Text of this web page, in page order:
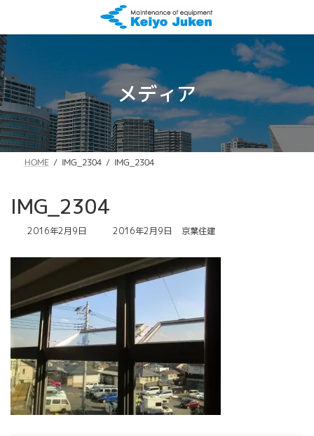
テ
ン
ツ
へ
ス
キ
ッ
プ
ゲ
ー
シ
ョ
ン
に
移
動
メディア
HOME IMG_2304 IMG_2304
IMG_2304
2016年2月9日
最
更
新
日
時
2016年2月9日 京葉住建